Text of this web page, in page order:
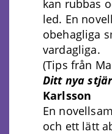
kan rubbas
led. En
obehagliga
vardagliga.
(Tips från
Ditt nya
Karlsson
En
och ett lätt